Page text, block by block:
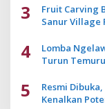
3
Fruit Carving
Sanur Village
4
Lomba
Turun
5
Resmi
Kenalkan